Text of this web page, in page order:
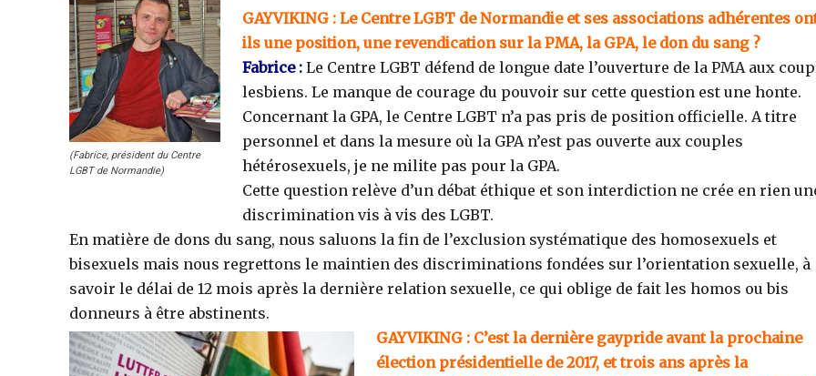
(Fabrice, président du Centre
LGBT de Normandie)
GAYVIKING : Le Centre LGBT de Normandie et ses associations adhérentes
ils une position, une revendication sur la PMA, la GPA, le don du sang ?
Fabrice : Le Centre LGBT défend de longue date l’ouverture de la PMA aux
lesbiens. Le manque de courage du pouvoir sur cette question est une honte.
Concernant la GPA, le Centre LGBT n’a pas pris de position officielle. A titre
personnel et dans la mesure où la GPA n’est pas ouverte aux couples
hétérosexuels, je ne milite pas pour la GPA.
Cette question relève d’un débat éthique et son interdiction ne crée en rien
discrimination vis à vis des LGBT.
En matière de dons du sang, nous saluons la fin de l’exclusion systématique des homosexuels et
bisexuels mais nous regrettons le maintien des discriminations fondées sur l’orientation sexuelle, à
savoir le délai de 12 mois après la dernière relation sexuelle, ce qui oblige de fait les homos ou bis
donneurs à être abstinents.
GAYVIKING : C’est la dernière gaypride avant la prochaine
élection présidentielle de 2017, et trois ans après la